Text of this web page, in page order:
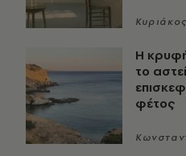
Η
το
φέτος